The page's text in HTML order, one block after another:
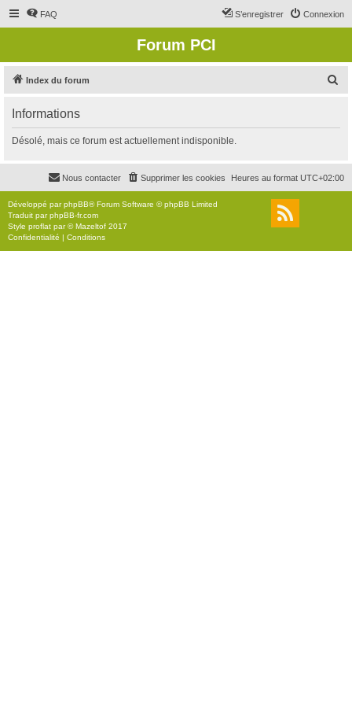
FAQ Connexion
S’enregistrer
Forum PCI
Index du forum
r
c
r
Informations
Désolé, mais ce forum est actuellement indisponible.
Heures au format UTC+02:00
Supprimer les cookies
Nous contacter
Développé parphpBB® Forum Software © phpBB Limited
Traduit parphpBB-fr.com
Style proflat par ©Mazeltof 2017
Confidentialité | Conditions